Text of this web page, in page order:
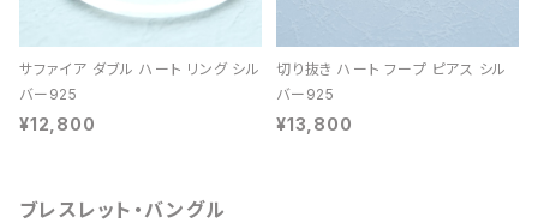
サファイア ダブル ハート リング シル
バー925
¥12,800
切り抜き ハート フープ ピアス シル
バー925
¥13,800
ブレスレット・バングル